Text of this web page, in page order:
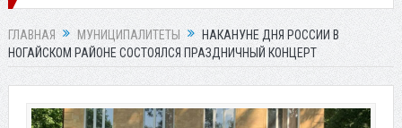
ГЛАВНАЯ МУНИЦИПАЛИТЕТЫ
НАКАНУНЕ ДНЯ РОССИИ В
НОГАЙСКОМ РАЙОНЕ СОСТОЯЛСЯ ПРАЗДНИЧНЫЙ КОНЦЕРТ